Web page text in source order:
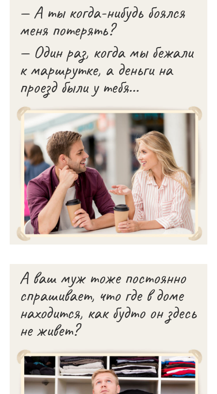
— А ты когда-нибудь боялся
меня потерять?
— Один раз, когда мы бежали
к маршрутке, а деньги на
проезд были у тебя…
А ваш муж тоже постоянно
спрашивает, что где в доме
находится, как будто он здесь
не живет?